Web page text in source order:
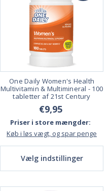
One Daily Women's Health
Multivitamin & Multimineral - 100
tabletter af 21st Century
€9,95
Priser i store mængder:
Køb i løs vægt, og spar penge
Vælg indstillinger